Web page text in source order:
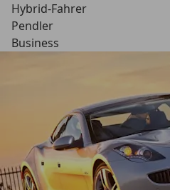
Hybrid-Fahrer
Pendler
Business